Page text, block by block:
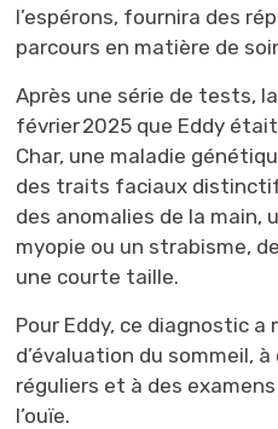
l’espérons, fournira des
parcours en matière de
Après une série de tests,
février 2025 que Eddy
Char, une maladie
des traits faciaux
des anomalies de la main,
myopie ou un strabisme,
une courte taille.
Pour Eddy, ce diagnostic a
d’évaluation du sommeil,
réguliers et à des
l’ouïe.